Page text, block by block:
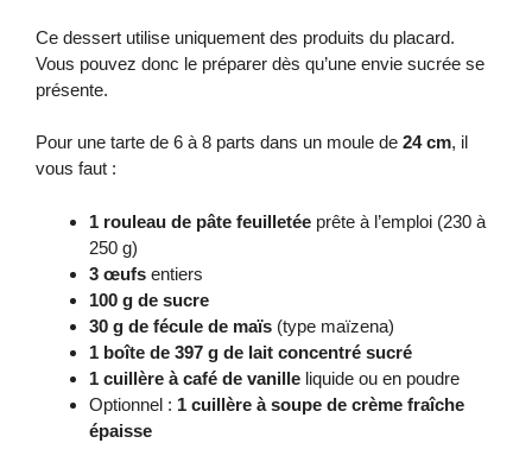
Ce dessert utilise uniquement des produits du placard.
Vous pouvez donc le préparer dès qu’une envie sucrée se
présente.
Pour une tarte de 6 à 8 parts dans un moule de 24 cm, il
vous faut :
1 rouleau de pâte feuilletée prête à l’emploi (230 à
250 g)
3 œufs entiers
100 g de sucre
30 g de fécule de maïs (type maïzena)
1 boîte de 397 g de lait concentré sucré
1 cuillère à café de vanille liquide ou en poudre
Optionnel : 1 cuillère à soupe de crème fraîche
épaisse